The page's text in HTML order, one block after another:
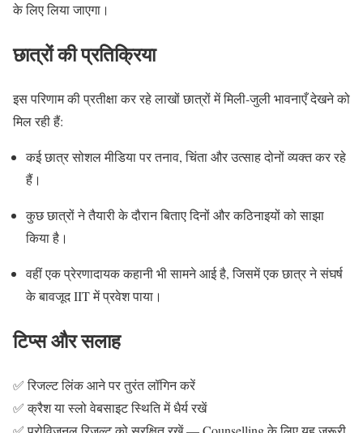
के लिए लिया जाएगा।
छात्रों की प्रतिक्रिया
इस परिणाम की प्रतीक्षा कर रहे लाखों छात्रों में मिली-जुली भावनाएँ देखने को
मिल रही हैं:
कई छात्र सोशल मीडिया पर तनाव, चिंता और उत्साह दोनों व्यक्त कर रहे
हैं।
कुछ छात्रों ने तैयारी के दौरान बिताए दिनों और कठिनाइयों को साझा
किया है।
वहीं एक प्रेरणादायक कहानी भी सामने आई है, जिसमें एक छात्र ने संघर्ष
के बावजूद IIT में प्रवेश पाया।
टिप्स और सलाह
✅ रिजल्ट लिंक आने पर तुरंत लॉगिन करें
✅ क्रैश या स्लो वेबसाइट स्थिति में धैर्य रखें